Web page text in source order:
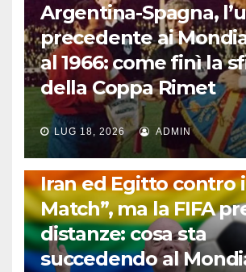
Argentina-Spagna,
precedente ai
al 1966: come finì la
della Coppa Rimet
LUG 18, 2026 ADMIN
FUORI DAL CAMPO: CALCIO, GOSSIP E NON
Iran ed Egitto contro
Match”, ma la FIFA
distanze: cosa sta
succedendo al